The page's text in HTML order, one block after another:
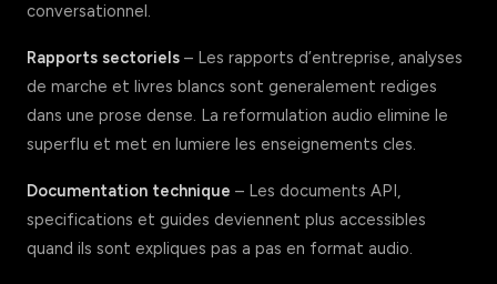
conversationnel.
Rapports sectoriels – Les rapports d’entreprise, analyses
de marche et livres blancs sont generalement rediges
dans une prose dense. La reformulation audio elimine le
superflu et met en lumiere les enseignements cles.
Documentation technique – Les documents API,
specifications et guides deviennent plus accessibles
quand ils sont expliques pas a pas en format audio.